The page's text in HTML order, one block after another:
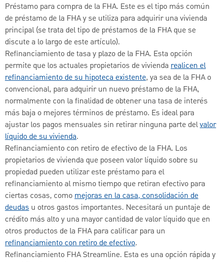
Préstamo para compra de la FHA. Este es el tipo más común
de préstamo de la FHA y se utiliza para adquirir una vivienda
principal (se trata del tipo de préstamos de la FHA que se
discute a lo largo de este artículo).
Refinanciamiento de tasa y plazo de la FHA. Esta opción
permite que los actuales propietarios de vivienda realicen el
refinanciamiento de su hipoteca existente, ya sea de la FHA o
convencional, para adquirir un nuevo préstamo de la FHA,
normalmente con la finalidad de obtener una tasa de interés
más baja o mejores términos de préstamo. Es ideal para
ajustar los pagos mensuales sin retirar ninguna parte delvalor
líquido de su vivienda.
Refinanciamiento con retiro de efectivo de la FHA. Los
propietarios de vivienda que poseen valor líquido sobre su
propiedad pueden utilizar este préstamo para el
refinanciamiento al mismo tiempo que retiran efectivo para
ciertas cosas, comomejoras en la casa, consolidación de
deudas u otros gastos importantes. Necesitará un puntaje de
crédito más alto y una mayor cantidad de valor líquido que en
otros productos de la FHA para calificar para un
refinanciamiento con retiro de efectivo.
Refinanciamiento FHA Streamline. Esta es una opción rápida y